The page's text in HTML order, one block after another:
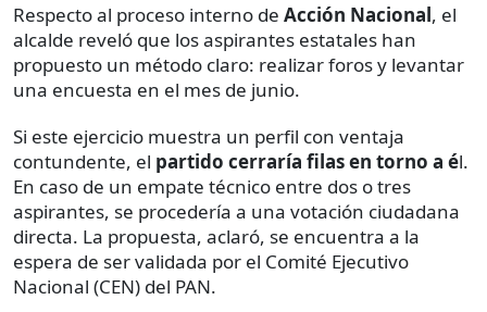
Respecto al proceso interno de Acción Nacional, el
alcalde reveló que los aspirantes estatales han
propuesto un método claro: realizar foros y levantar
una encuesta en el mes de junio.
Si este ejercicio muestra un perfil con ventaja
contundente, el partido cerraría filas en torno a él.
En caso de un empate técnico entre dos o tres
aspirantes, se procedería a una votación ciudadana
directa. La propuesta, aclaró, se encuentra a la
espera de ser validada por el Comité Ejecutivo
Nacional (CEN) del PAN.